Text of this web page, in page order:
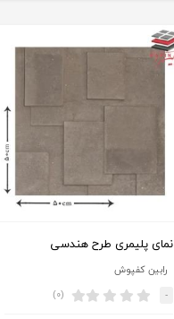
نمای پلیمری طرح هندسی
رابین کفپوش
- (۰)